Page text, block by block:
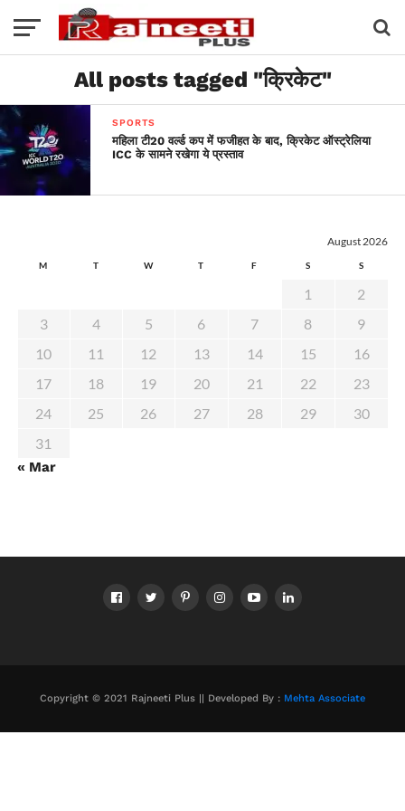
All posts tagged "क्रिकेट"
SPORTS
महिला टी20 वर्ल्ड कप में फजीहत के बाद, क्रिकेट ऑस्ट्रेलिया
ICC के सामने रखेगा ये प्रस्ताव
August 2026
M T W T F S S
1
2
3
4 5 6 7 8
9
10
11 12 13 14 15
16
17
18 19 20 21 22
23
24
25 26 27 28 29
30
31
« Mar
Copyright © 2021 Rajneeti Plus || Developed By : Mehta Associate